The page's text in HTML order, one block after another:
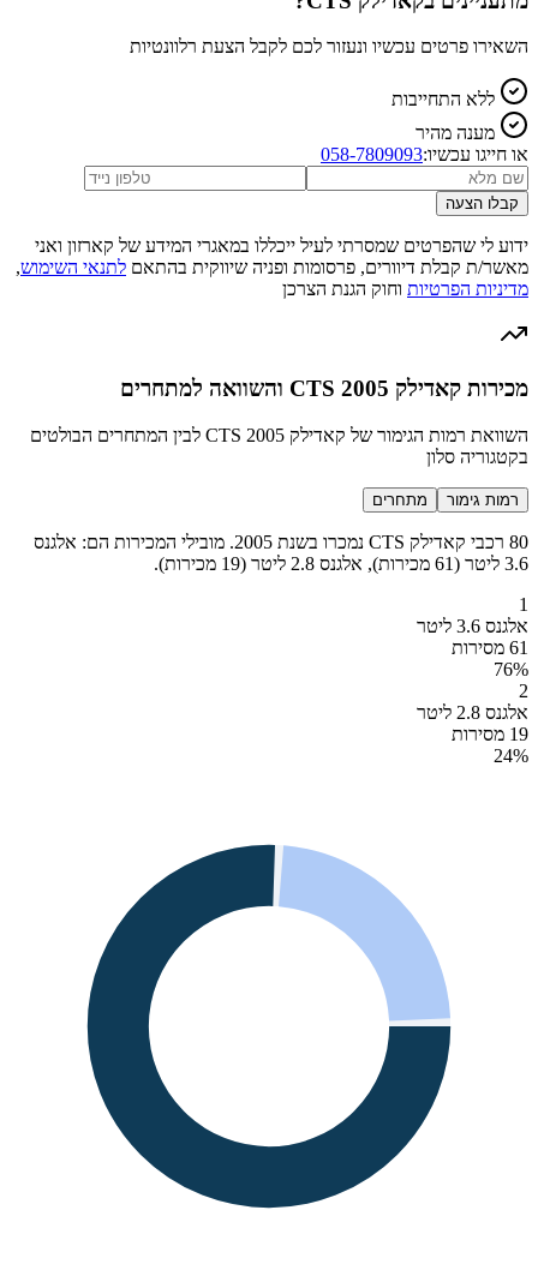
השאירו פרטים עכשיו ונעזור לכם לקבל הצעת רלוונטיות
ללא התחייבות
מענה מהיר
או חייגו עכשיו:058-7809093
קבלו הצעה
ידוע לי שהפרטים שמסרתי לעיל ייכללו במאגרי המידע של קארזון ואני
מאשר/ת קבלת דיוורים, פרסומות ופניה שיווקית בהתאם לתנאי השימוש,
מדיניות הפרטיות וחוק הגנת הצרכן
מכירות קאדילק CTS 2005 והשוואה למתחרים
השוואת רמות הגימור של קאדילק CTS 2005 לבין המתחרים הבולטים
בקטגוריה סלון
רמות גימור מתחרים
80 רכבי קאדילק CTS נמכרו בשנת 2005. מובילי המכירות הם: אלגנס
3.6 ליטר (61 מכירות), אלגנס 2.8 ליטר (19 מכירות).
1
אלגנס 3.6 ליטר
61 מסירות
76%
2
אלגנס 2.8 ליטר
19 מסירות
24%